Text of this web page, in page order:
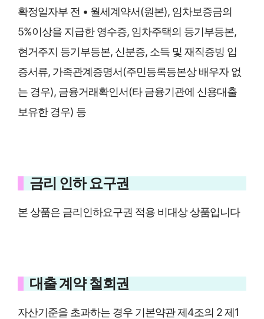
확정일자부 전 • 월세계약서(원본), 임차보증금의
5%이상을 지급한 영수증, 임차주택의 등기부등본,
현거주지 등기부등본, 신분증, 소득 및 재직증빙 입
증서류, 가족관계증명서(주민등록등본상 배우자 없
는 경우), 금융거래확인서(타 금융기관에 신용대출
보유한 경우) 등
금리 인하 요구권
본 상품은 금리인하요구권 적용 비대상 상품입니다
대출 계약 철회권
자산기준을 초과하는 경우 기본약관 제4조의 2 제1